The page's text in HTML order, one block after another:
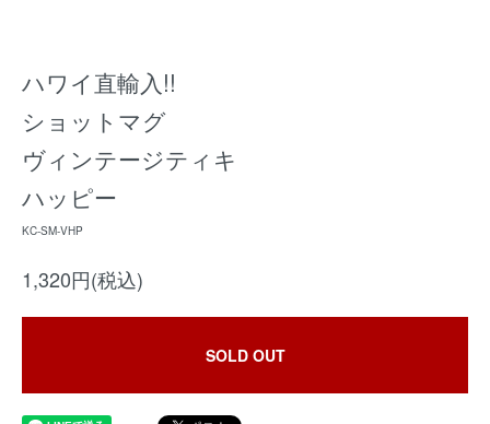
ハワイ直輸入!!
ショットマグ
ヴィンテージティキ
ハッピー
KC-SM-VHP
1,320円(税込)
SOLD OUT